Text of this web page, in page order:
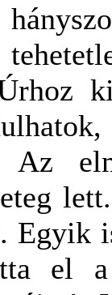
Az
Egyik
el